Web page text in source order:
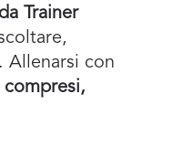
Trainer
Allenarsi con
compresi,